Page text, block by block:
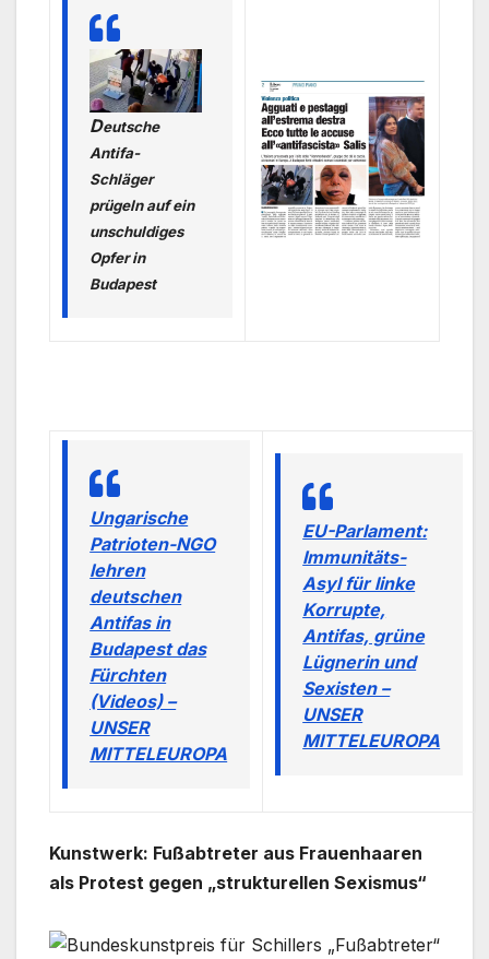
Deutsche
Antifa-
Schläger
prügeln auf ein
unschuldiges
Opfer in
Budapest
Ungarische
Patrioten-NGO
lehren
deutschen
Antifas in
Budapest das
Fürchten
(Videos) –
UNSER
MITTELEUROPA
EU-Parlament:
Immunitäts-
Asyl für linke
Korrupte,
Antifas, grüne
Lügnerin und
Sexisten –
UNSER
MITTELEUROPA
Kunstwerk: Fußabtreter aus Frauenhaaren
als Protest gegen „strukturellen Sexismus“